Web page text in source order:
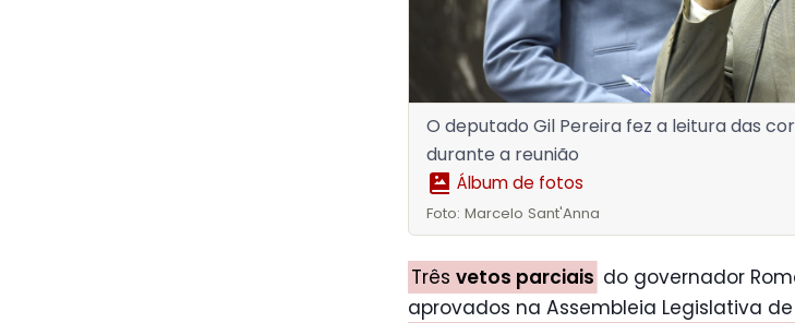
O deputado Gil Pereira fez a leitura das
durante a reunião
Álbum de fotos
Foto: Marcelo Sant'Anna
Trêsvetos parciais do governador
aprovados na Assembleia Legislativa